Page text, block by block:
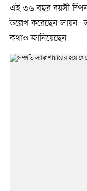
এই ৩৬ বছর বয়সী
উল্লেখ করেছেন লায়ন।
কথাও জানিয়েছেন।